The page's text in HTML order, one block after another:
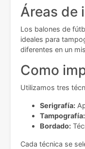
Áreas de
Los balones de
ideales para
diferentes en un
Como
Utilizamos tres
Serigrafía:
Tampografía:
Bordado:
Cada técnica se